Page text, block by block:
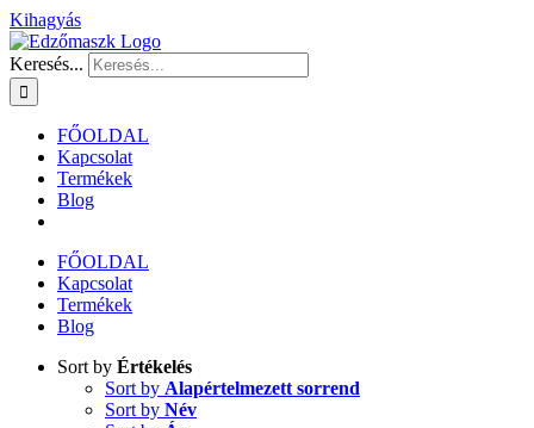
Kihagyás
Keresés...
FŐOLDAL
Kapcsolat
Termékek
Blog
FŐOLDAL
Kapcsolat
Termékek
Blog
Sort by Értékelés
Sort by Alapértelmezett sorrend
Sort by Név